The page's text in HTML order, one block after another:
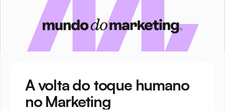
A volta do toque humano
no Marketing